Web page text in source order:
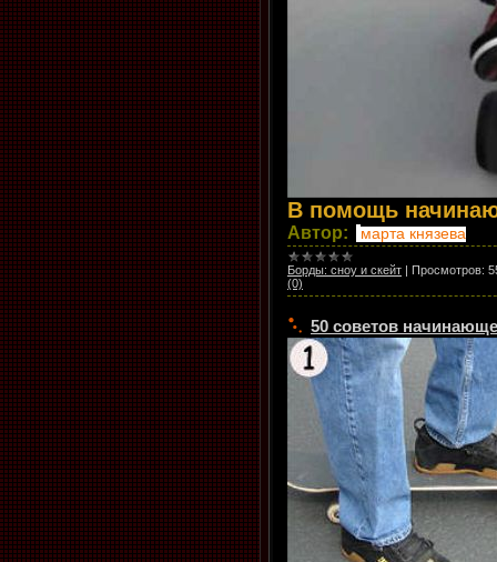
В помощь
Автор: марта князева
Борды: сноу и скейт | Просмотров:
(0)
50 советов